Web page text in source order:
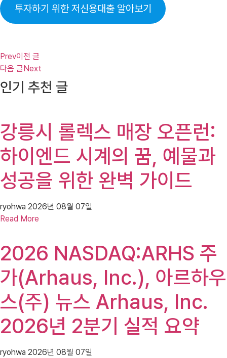
투자하기 위한 저신용대출 알아보기
Prev이전 글
다음 글 Next
인기 추천 글
강릉시 롤렉스 매장 오픈런:
하이엔드 시계의 꿈, 예물과
성공을 위한 완벽 가이드
ryohwa 2026년 08월 07일
Read More
2026 NASDAQ:ARHS 주
가(Arhaus, Inc.), 아르하우
스(주) 뉴스 Arhaus, Inc.
2026년 2분기 실적 요약
ryohwa 2026년 08월 07일